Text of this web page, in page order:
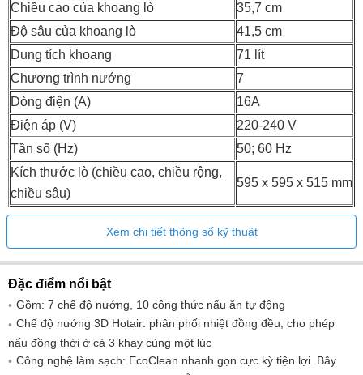
Chiều cao của khoang lò
35,7 cm
Độ sâu của khoang lò
41,5 cm
Dung tích khoang
71 lít
Chương trình nướng
7
Dòng điện (A)
16A
Điện áp (V)
220-240 V
Tần số (Hz)
50; 60 Hz
Kích thước lò (chiều cao, chiều rộng,
chiều sâu)
595 x 595 x 515 mm
Kích thước lắp đặt
575-597 x 560 x
550 mm
Công suất
2990 W
Xem chi tiết thông số kỹ thuật
Đặc điểm nổi bật
Gồm: 7 chế độ nướng, 10 công thức nấu ăn tự động
Chế độ nướng 3D Hotair: phân phối nhiệt đồng đều, cho phép
nấu đồng thời ở cả 3 khay cùng một lúc
Công nghệ làm sạch: EcoClean nhanh gọn cực kỳ tiện lợi. Bây